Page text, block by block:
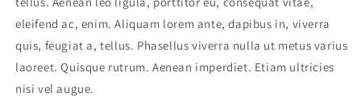
eleifend ac, enim. Aliquam lorem ante, dapibus in, viverra
quis, feugiat a, tellus. Phasellus viverra nulla ut metus varius
laoreet. Quisque rutrum. Aenean imperdiet. Etiam ultricies
nisi vel augue.